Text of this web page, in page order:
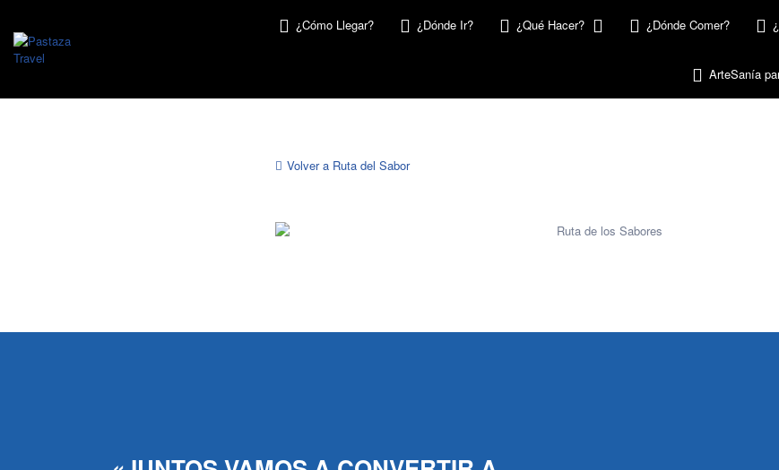
¿Cómo Llegar? ¿Dónde Ir? ¿Qué Hacer? ¿Dónde Comer?
ArteSanía
por:
los
Volver a Ruta del Sabor